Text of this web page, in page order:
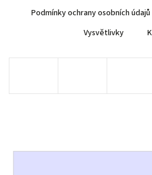
Podmínky ochrany osobních údajů
Vysvětlivky